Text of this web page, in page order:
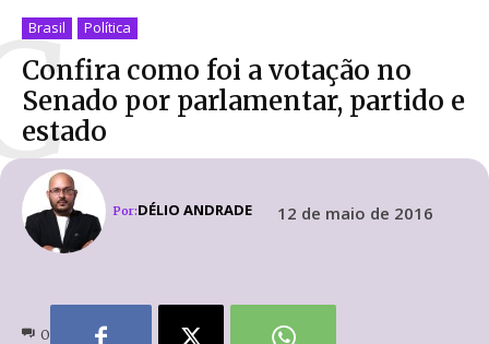
Brasil Política
Confira como foi a votação no
Senado por parlamentar, partido e
estado
Por:DÉLIO ANDRADE 12 de maio de 2016
0